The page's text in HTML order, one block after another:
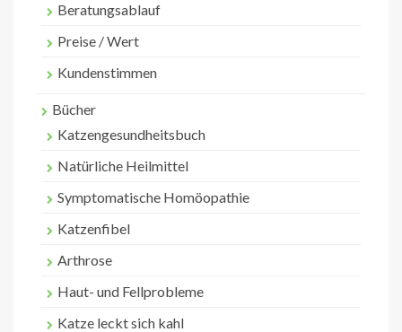
Beratungsablauf
Preise / Wert
Kundenstimmen
Bücher
Katzengesundheitsbuch
Natürliche Heilmittel
Symptomatische Homöopathie
Katzenfibel
Arthrose
Haut- und Fellprobleme
Katze leckt sich kahl